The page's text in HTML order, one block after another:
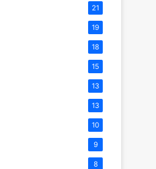
21
19
18
15
13
13
10
9
8